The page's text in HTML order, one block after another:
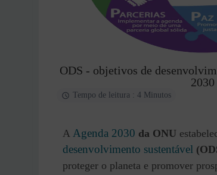
ODS - objetivos de
2030
Tempo de leitura : 4 Minutos
A Agenda 2030 da ONU
desenvolvimento sustentável
proteger o planeta e promover